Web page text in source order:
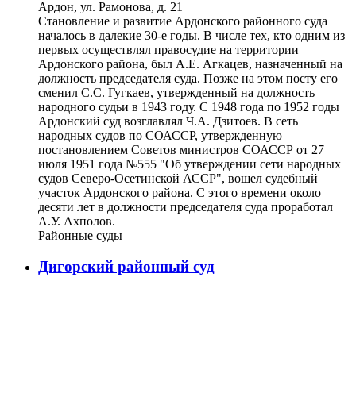
Ардон, ул. Рамонова, д. 21
Становление и развитие Ардонского районного суда
началось в далекие 30-е годы. В числе тех, кто одним из
первых осуществлял правосудие на территории
Ардонского района, был А.Е. Агкацев, назначенный на
должность председателя суда. Позже на этом посту его
сменил С.С. Гугкаев, утвержденный на должность
народного судьи в 1943 году. С 1948 года по 1952 годы
Ардонский суд возглавлял Ч.А. Дзитоев. В сеть
народных судов по СОАССР, утвержденную
постановлением Советов министров СОАССР от 27
июля 1951 года №555 "Об утверждении сети народных
судов Северо-Осетинской АССР", вошел судебный
участок Ардонского района. С этого времени около
десяти лет в должности председателя суда проработал
А.У. Ахполов.
Районные суды
Дигорский районный суд